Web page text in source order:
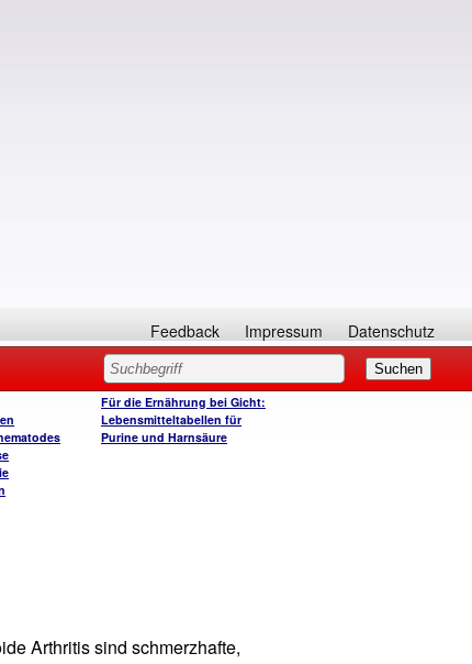
Feedback Impressum Datenschutz
Für die Ernährung bei Gicht:
Lebensmitteltabellen für
Purine und Harnsäure
Arthritis sind schmerzhafte,